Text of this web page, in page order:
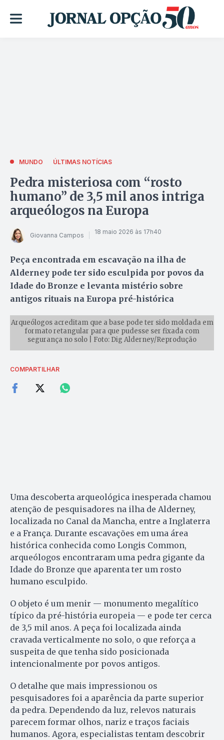
MUNDO ÚLTIMAS NOTÍCIAS
Pedra misteriosa com “rosto
humano” de 3,5 mil anos intriga
arqueólogos na Europa
Giovanna Campos 18 maio 2026 às 17h40
Peça encontrada em escavação na ilha de
Alderney pode ter sido esculpida por povos da
Idade do Bronze e levanta mistério sobre
antigos rituais na Europa pré-histórica
Arqueólogos acreditam que a base pode ter sido moldada em
formato retangular para que pudesse ser fixada com
segurança no solo | Foto: Dig Alderney/Reprodução
COMPARTILHAR
Uma descoberta arqueológica inesperada chamou
atenção de pesquisadores na ilha de Alderney,
localizada no Canal da Mancha, entre a Inglaterra
e a França. Durante escavações em uma área
histórica conhecida como Longis Common,
arqueólogos encontraram uma pedra gigante da
Idade do Bronze que aparenta ter um rosto
humano esculpido.
O objeto é um menir — monumento megalítico
típico da pré-história europeia — e pode ter cerca
de 3,5 mil anos. A peça foi localizada ainda
cravada verticalmente no solo, o que reforça a
suspeita de que tenha sido posicionada
intencionalmente por povos antigos.
O detalhe que mais impressionou os
pesquisadores foi a aparência da parte superior
da pedra. Dependendo da luz, relevos naturais
parecem formar olhos, nariz e traços faciais
humanos. Agora, especialistas tentam descobrir